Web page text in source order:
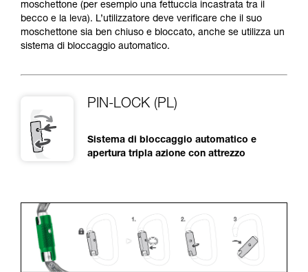
moschettone (per esempio una fettuccia incastrata tra il
becco e la leva). L’utilizzatore deve verificare che il suo
moschettone sia ben chiuso e bloccato, anche se utilizza un
sistema di bloccaggio automatico.
PIN-LOCK (PL)
Sistema di bloccaggio automatico e
apertura tripla azione con attrezzo